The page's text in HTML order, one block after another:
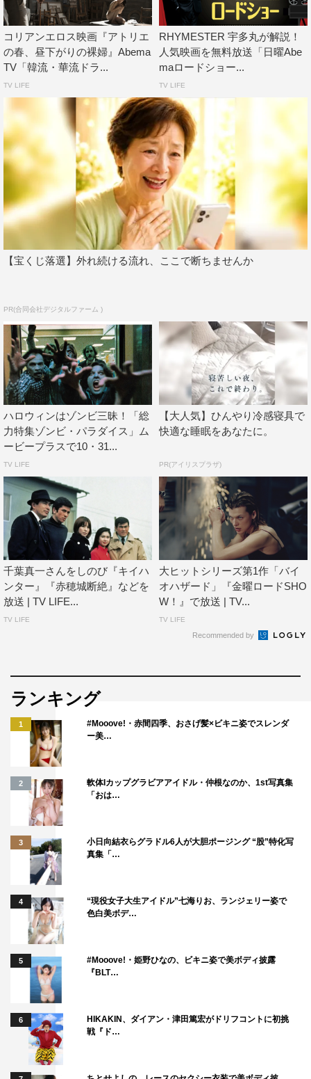
担当の鈴木博之といった映画にまつわるゲストが登場し、
品川とトークを展開する。
7月後半は、「“実は見てない”って言いづらい…常識ホ
ラー映画特集」と題し、『悪魔のいけにえ（R15）』『仄
暗い水の底から』『リング』の3作品を放送する
『悪魔のいけにえ（R15）』
7月21日（土）深夜0時放送
“ホラー映画の金字塔”として、その後に作られた多くのホ
ラー映画に多大なる影響を与えた作品。約4000万円とい
う低予算をアイデアと情熱で補っており、その完成度と芸
術性の高さから、マスターフィルムはニューヨーク近代美
術館に永久保存されている。
『リング』シリーズの鈴木光司×中田秀夫コンビの作品。
2003年のジェラルメ国際ファンタスティカ映画祭でグラ
ンプリを受賞。2005年にはハリウッド版のリメイク『ダ
ーク・ウォーター』も制作された。
『リング』
7月28日（土）深夜0時放送
見た者を1週間後に呪い殺す「呪いのビデオテープ」の謎
を追う、鈴木光司の同名小説を映画化。配給収入10億円を
記録するヒット作品となり、後に続くジャパニーズホラー
ブームの火付け役となった。
また、7月20日（金）深夜0時からは、AbemaTV2018年
上半期No.1視聴映画となった『冷たい熱帯魚（R18）』を
再び放送。1993年に起こった埼玉愛犬家連続殺人事件を
ベースとした、園子温監督、脚本によるホラー作品。
＜品川ヒロシ コメント＞
品」としてセレクトされた4作品の感想は？
「映画自体はめちゃくちゃ面白かった。2本は家にDVDが
あるくらい」
◆今後、もし品川さんが特集名を考えるとしたら、どのよ
うなくくりをしたい？
「アクションとか。アジアアクション、ハリウッドアクシ
ョン、韓国アクション、香港アクション、カーアクショ
ン、SFアクションとか…。アクションだけで山ほどある
のでそのくくりでやりたい」
◆リニューアル後にスタートした、映画作品にまつわるゲ
ストをお呼びしての深掘りトークは、いかがでしたか？
「これが思った以上に楽しい。全然普段聞けない話だか
ら。こっちもっと長くして放送してほしいくらい（笑）」
◆品川さんが今後紹介していきたい作品や、呼んでみたい
ゲストは？
「割と、韓国映画好きな人っているじゃないですが。だけ
ど、タイ映画の『チョコレート・ファイター』とか『マッ
コリアンエロス映画『アトリエ
の春、昼下がりの裸婦』Abema
TV「韓流・華流ドラ...
TV LIFE
RHYMESTER 宇多丸が解説！
人気映画を無料放送「日曜Abe
maロードショー...
TV LIFE
【宝くじ落選】外れ続ける流れ、ここで断ちませんか
PR(合同会社デジタルファーム )
ハロウィンはゾンビ三昧！「総
力特集ゾンビ・パラダイス」ム
ービープラスで10・31...
TV LIFE
【大人気】ひんやり冷感寝具で
快適な睡眠をあなたに。
PR(アイリスプラザ)
千葉真一さんをしのび『キイハ
ンター』『赤穂城断絶』などを
放送 | TV LIFE...
TV LIFE
大ヒットシリーズ第1作「バイ
オハザード」『金曜ロードSHO
W！』で放送 | TV...
TV LIFE
Recommended by
ランキング
1
#Mooove!・赤間四季、おさげ髪×ビキニ姿でスレンダ
ー美…
2
軟体Iカップグラビアアイドル・仲根なのか、1st写真集
「おは…
3
小日向結衣らグラドル6人が大胆ポージング “股”特化写
真集「…
4
“現役女子大生アイドル”七海りお、ランジェリー姿で
色白美ボデ…
5
#Mooove!・姫野ひなの、ビキニ姿で美ボディ披露
『BLT…
6
HIKAKIN、ダイアン・津田篤宏がドリフコントに初挑
戦『ド…